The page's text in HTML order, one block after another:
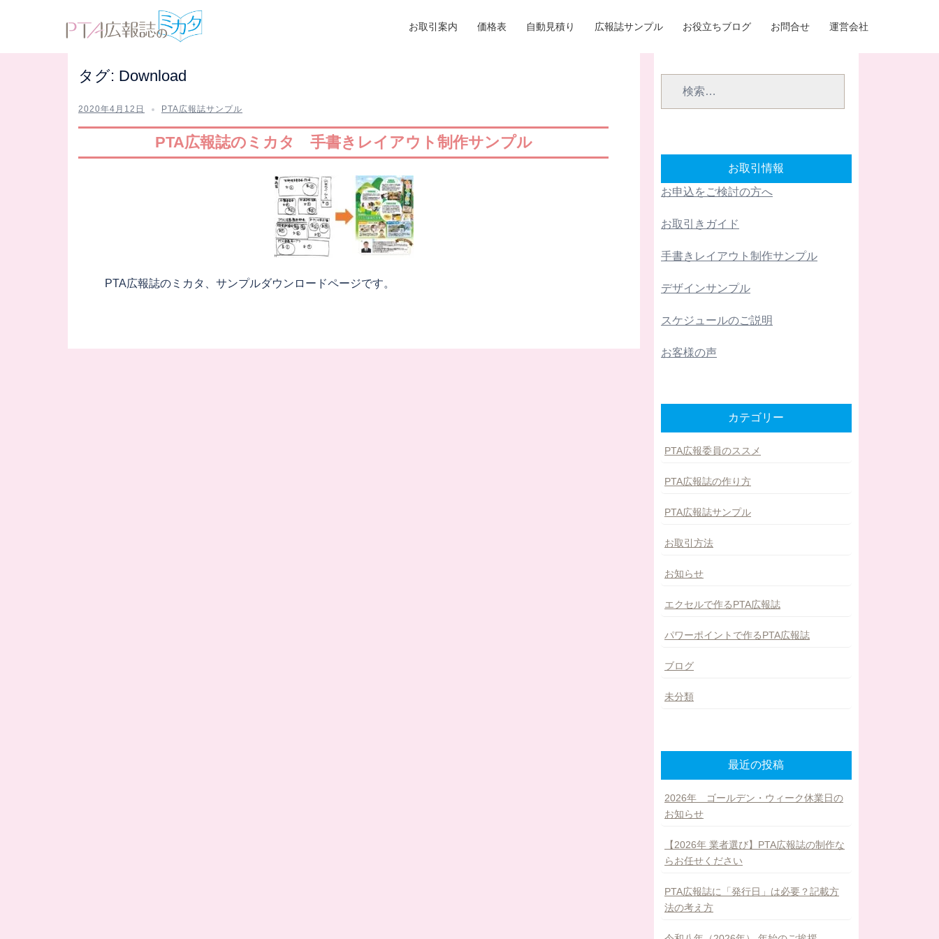
お取引案内 価格表 自動見積り 広報誌サンプル お役立ちブログ お問合せ 運営会社
タグ: Download
2020年4月12日 PTA広報誌サンプル
PTA広報誌のミカタ 手書きレイアウト制作サンプル
PTA広報誌のミカタ、サンプルダウンロードページです。
お取引情報
お申込をご検討の方へ
お取引きガイド
手書きレイアウト制作サンプル
デザインサンプル
スケジュールのご説明
お客様の声
カテゴリー
PTA広報委員のススメ
PTA広報誌の作り方
PTA広報誌サンプル
お取引方法
お知らせ
エクセルで作るPTA広報誌
パワーポイントで作るPTA広報誌
ブログ
未分類
最近の投稿
2026年 ゴールデン・ウィーク休業日の
お知らせ
【2026年 業者選び】PTA広報誌の制作な
らお任せください
PTA広報誌に「発行日」は必要？記載方
法の考え方